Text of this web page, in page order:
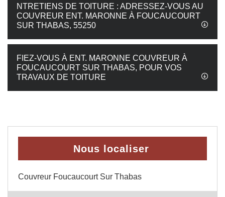
NTRETIENS DE TOITURE : ADRESSEZ-VOUS AU
COUVREUR ENT. MARONNE À FOUCAUCOURT
SUR THABAS, 55250
FIEZ-VOUS À ENT. MARONNE COUVREUR À
FOUCAUCOURT SUR THABAS, POUR VOS
TRAVAUX DE TOITURE
Nous localiser
Couvreur Foucaucourt Sur Thabas